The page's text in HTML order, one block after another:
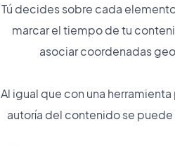
Tú decides sobre cada
marcar el tiempo de tu
asociar coordenadas
Al igual que con una
autoría del contenido se